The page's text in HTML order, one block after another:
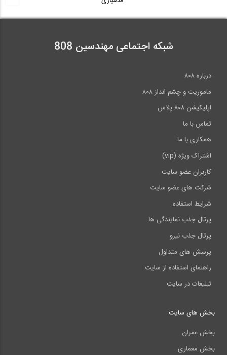
شبکه اجتماعی مهندسین 808
درباره ۸۰۸
ماموریت و چشم انداز ۸۰۸
اپلیکیشن ۸۰۸ پلاس
تماس با ما
همکاری با ما
اشتراک ویژه (vip)
کاربران عضو سایت
شرکت های عضو سایت
شرایط استفاده
پرتال جذب نمایندگی ها
پرتال جذب نیرو
پرسش های متداول
راهنمای استفاده از سایت
تبلیغات در سایت
بخش های سایت
بخش عمران
بخش معماری